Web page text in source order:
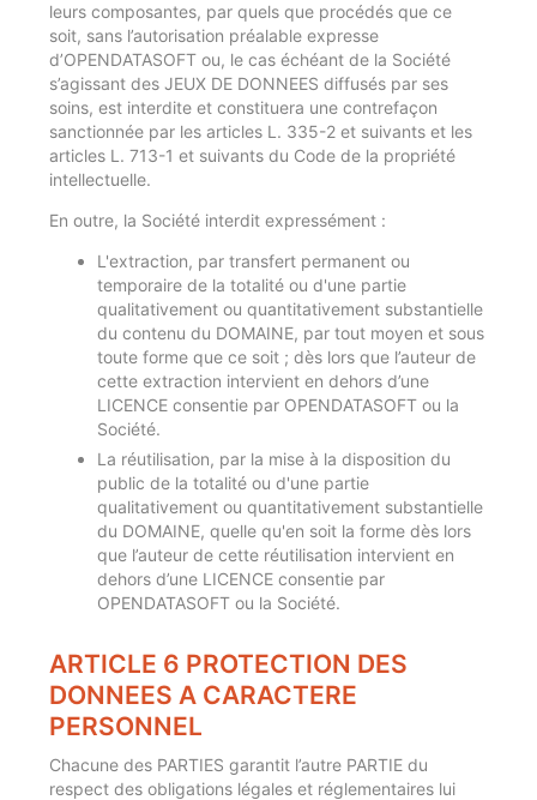
leurs composantes, par quels que procédés que ce
soit, sans l’autorisation préalable expresse
d’OPENDATASOFT ou, le cas échéant de la Société
s’agissant des JEUX DE DONNEES diffusés par ses
soins, est interdite et constituera une contrefaçon
sanctionnée par les articles L. 335-2 et suivants et les
articles L. 713-1 et suivants du Code de la propriété
intellectuelle.
En outre, la Société interdit expressément :
L'extraction, par transfert permanent ou
temporaire de la totalité ou d'une partie
qualitativement ou quantitativement substantielle
du contenu du DOMAINE, par tout moyen et sous
toute forme que ce soit ; dès lors que l’auteur de
cette extraction intervient en dehors d’une
LICENCE consentie par OPENDATASOFT ou la
Société.
La réutilisation, par la mise à la disposition du
public de la totalité ou d'une partie
qualitativement ou quantitativement substantielle
du DOMAINE, quelle qu'en soit la forme dès lors
que l’auteur de cette réutilisation intervient en
dehors d’une LICENCE consentie par
OPENDATASOFT ou la Société.
ARTICLE 6 PROTECTION DES
DONNEES A CARACTERE
PERSONNEL
Chacune des PARTIES garantit l’autre PARTIE du
respect des obligations légales et réglementaires lui